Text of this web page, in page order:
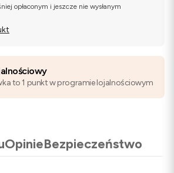
opłaconym i jeszcze nie wysłanym
to 1 punkt w programie lojalnościowym
OpinieBezpieczeństwo